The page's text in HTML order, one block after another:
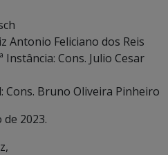
Antonio Feliciano dos Reis
Cons. Julio Cesar
Cons. Bruno Oliveira Pinheiro
2023.